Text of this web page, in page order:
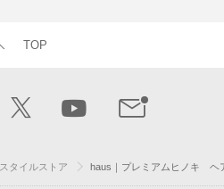
TOP
スタイルストア haus｜プレミアムヒノキ ヘ